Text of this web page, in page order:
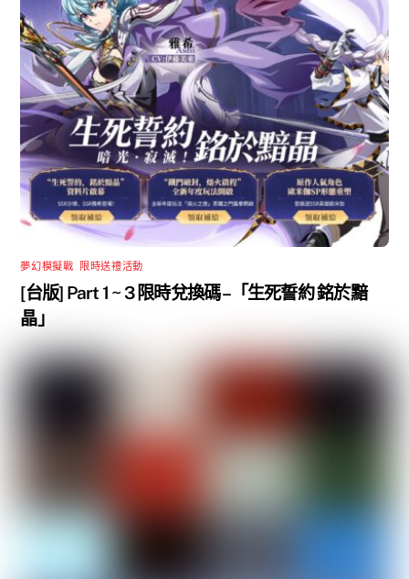
夢幻模擬戰 限時送禮活動
[台版] Part 1 ~ 3 限時兌換碼 –「生死誓約 銘於黯
晶」